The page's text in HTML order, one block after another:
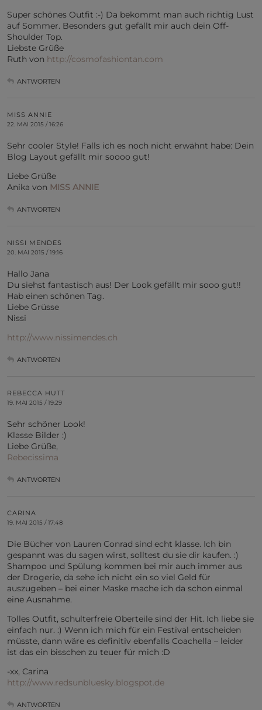
Super schönes Outfit :-) Da bekommt man auch richtig Lust
auf Sommer. Besonders gut gefällt mir auch dein Off-
Shoulder Top.
Liebste Grüße
Ruth von http://cosmofashiontan.com
ANTWORTEN
MISS ANNIE
22. MAI 2015 / 16:26
Sehr cooler Style! Falls ich es noch nicht erwähnt habe: Dein
Blog Layout gefällt mir soooo gut!
Liebe Grüße
Anika von MISS ANNIE
ANTWORTEN
NISSI MENDES
20. MAI 2015 / 19:16
Hallo Jana
Du siehst fantastisch aus! Der Look gefällt mir sooo gut!!
Hab einen schönen Tag.
Liebe Grüsse
Nissi
http://www.nissimendes.ch
ANTWORTEN
REBECCA HUTT
19. MAI 2015 / 19:29
Sehr schöner Look!
Klasse Bilder :)
Liebe Grüße,
Rebecissima
ANTWORTEN
CARINA
19. MAI 2015 / 17:48
Die Bücher von Lauren Conrad sind echt klasse. Ich bin
gespannt was du sagen wirst, solltest du sie dir kaufen. :)
Shampoo und Spülung kommen bei mir auch immer aus
der Drogerie, da sehe ich nicht ein so viel Geld für
auszugeben – bei einer Maske mache ich da schon einmal
eine Ausnahme.
Tolles Outfit, schulterfreie Oberteile sind der Hit. Ich liebe sie
einfach nur. :) Wenn ich mich für ein Festival entscheiden
müsste, dann wäre es definitiv ebenfalls Coachella – leider
ist das ein bisschen zu teuer für mich :D
-xx, Carina
http://www.redsunbluesky.blogspot.de
ANTWORTEN